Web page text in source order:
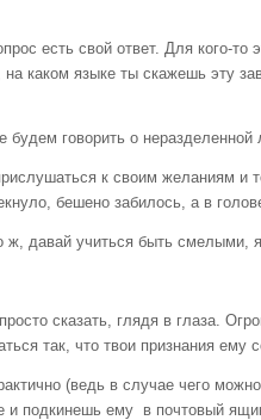
свой ответ. Для кого-то
языке ты скажешь эту
говорить о неразделенной
к своим желаниям и
бешено забилось, а в
учиться быть смелыми,
сказать, глядя в глаза.
так, что твои признания ему
(ведь в случае чего можно
ему в почтовый